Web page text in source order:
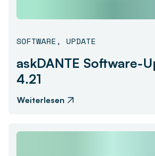
SOFTWARE, UPDATE
askDANTE Software-
4.21
Weiterlesen